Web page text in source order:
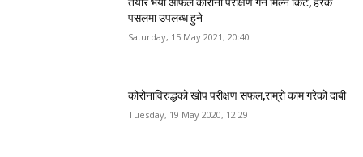
पसलमा उपलब्ध हुने
Saturday, 15 May 2021, 20:40
कोरोनाविरुद्धको खोप परीक्षण सफल,राम्रो काम गरेको दाबी
Tuesday, 19 May 2020, 12:29